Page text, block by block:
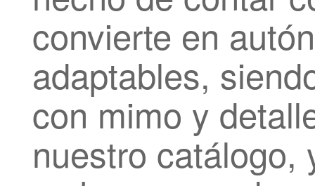
convierte en
adaptables,
con mimo y
nuestro catálogo,